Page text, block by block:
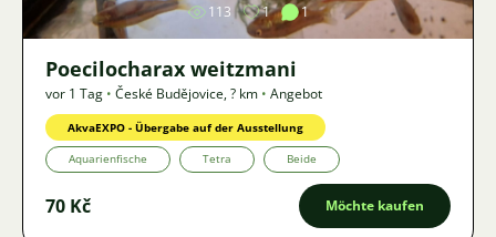
113 1 1
Poecilocharax weitzmani
vor 1 Tag • České Budějovice,? km • Angebot
AkvaEXPO - Übergabe auf der Ausstellung
Aquarienfische Tetra Beide
70 Kč Möchte kaufen